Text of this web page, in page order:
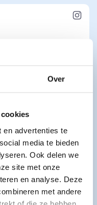
Over
en advertenties te
media te bieden
Ook delen we
site met onze
en analyse. Deze
met andere
of die ze hebben